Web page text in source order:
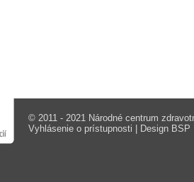
© 2011 - 2021 Národné centrum
Vyhlásenie o prístupnosti | Design BSP